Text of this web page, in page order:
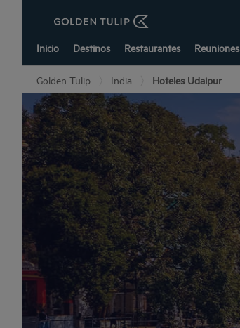
Inicio Destinos Restaurantes Reuniones
Golden Tulip India Hoteles Udaipur